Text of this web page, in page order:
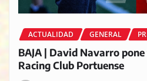
ACTUALIDAD GENERAL
BAJA | David Navarro
Racing Club Portuense